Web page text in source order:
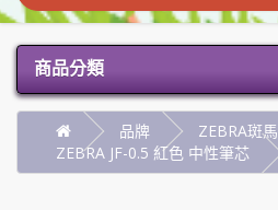
商品分類
品牌
ZEBRA斑馬
ZEBRA JF-0.5 紅色 中性筆芯